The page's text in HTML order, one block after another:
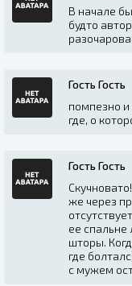
В начале
будто
Гость Гость
помпезно и
где, о
Гость Гость
же через
ее
шторы.
где
с мужем